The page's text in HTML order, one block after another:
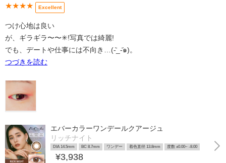
★★★★ Excellent
つけ心地は良い
が、ギラギラ〜〜✳︎!写真では綺麗!
でも、デートや仕事には不向き…(-᷅_-᷄๑)。
つづきを読む
エバーカラーワンデールクアージュ
リッチナイト
DIA 14.5mm BC 8.7mm ワンデー 着色直径 13.8mm 度数 ±0.00~ -8.00
¥3,938